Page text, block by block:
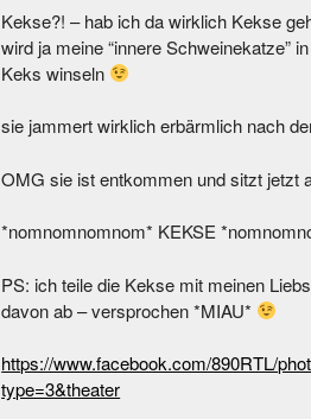
Kekse?! – hab ich da wirklich Kekse
wird ja meine “innere Schweinekatze”
Keks winseln
sie jammert wirklich erbärmlich nach
OMG sie ist entkommen und sitzt
*nomnomnomnom* KEKSE
PS: ich teile die Kekse mit meinen
davon ab – versprochen *MIAU*
https://www.facebook.com/890RTL/
type=3&theater